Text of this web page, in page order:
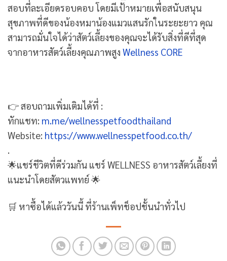
สอบที่ละเอียดรอบคอบ โดยมีเป้าหมายเพื่อสนับสนุน
สุขภาพที่ดีของน้องหมาน้องแมวแสนรักในระยะยาว คุณ
สามารถมั่นใจได้ว่าสัตว์เลี้ยงของคุณจะได้รับสิ่งที่ดีที่สุด
จากอาหารสัตว์เลี้ยงคุณภาพสูง Wellness CORE
👉 สอบถามเพิ่มเติมได้ที่ :
ทักแชท: m.me/wellnesspetfoodthailand
Website: https://www.wellnesspetfood.co.th/
.
🌟แชร์ชีวิตที่ดีร่วมกัน แชร์ WELLNESS อาหารสัตว์เลี้ยงที่
แนะนำโดยสัตวแพทย์ 🌟
🛒 หาซื้อได้แล้ววันนี้ ที่ร้านเพ็ทช็อปชั้นนำทั่วไป